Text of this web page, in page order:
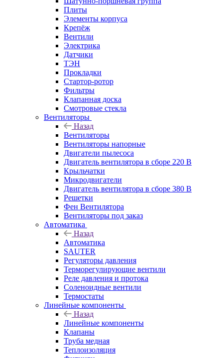
Плиты
Элементы корпуса
Крепёж
Вентили
Электрика
Датчики
ТЭН
Прокладки
Стартор-ротор
Фильтры
Клапанная доска
Смотровые стекла
Вентиляторы
Назад
Вентиляторы
Вентиляторы напорные
Двигатели пылесоса
Двигатель вентилятора в сборе 220 В
Крыльчатки
Микродвигатели
Двигатель вентилятора в сборе 380 В
Решетки
Фен Вентилятора
Вентиляторы под заказ
Автоматика
Назад
Автоматика
SAUTER
Регуляторы давления
Терморегулирующие вентили
Реле давления и протока
Соленоидные вентили
Термостаты
Линейные компоненты
Назад
Линейные компоненты
Клапаны
Труба медная
Теплоизоляция